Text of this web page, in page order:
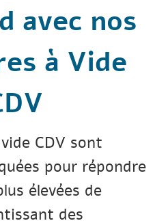
avec nos
à Vide
CDV sont
pour répondre
élevées de
des